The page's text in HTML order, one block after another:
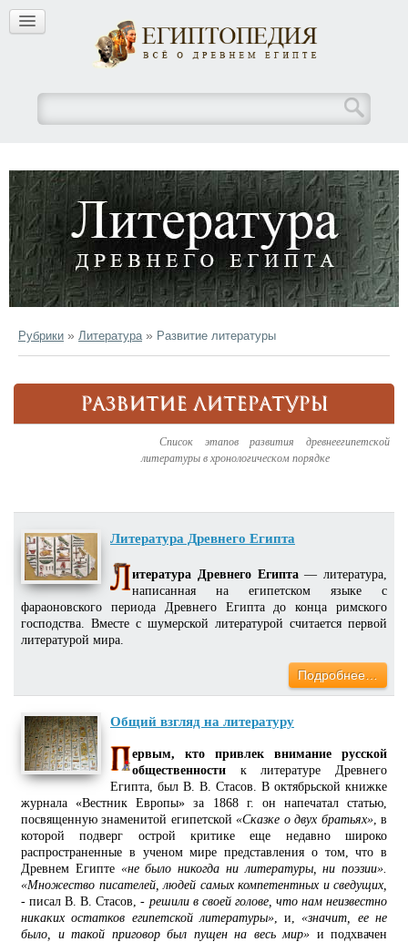
Рубрики » Литература » Развитие литературы
РАЗВИТИЕ ЛИТЕРАТУРЫ
Список этапов развития древнеегипетской
литературы в хронологическом порядке
Литература Древнего Египта
итература Древнего Египта— литература,
написанная на египетском языке с
фараоновского периода Древнего Египта до конца римского
господства. Вместе с шумерской литературой считается первой
литературой мира.
Подробнее…
Общий взгляд на литературу
ервым, кто привлек внимание русской
общественности к литературе Древнего
Египта, был В. В. Стасов. В октябрьской книжке
журнала «Вестник Европы» за 1868 г. он напечатал статью,
посвященную знаменитой египетской«Сказке о двух братьях», в
которой подверг острой критике еще недавно широко
распространенные в ученом мире представления о том, что в
Древнем Египте «не было никогда ни литературы, ни поэзии».
«Множество писателей, людей самых компетентных и сведущих,
- писал В. В. Стасов, - решили в своей голове, что нам неизвестно
никаких остатков египетской литературы», и,«значит, ее не
было, и такой приговор был пущен на весь мир» и подхвачен